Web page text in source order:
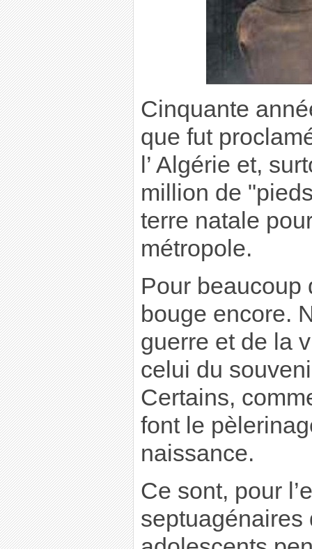
Cinquante
que fut
l’ Algérie et,
million de
terre natale
métropole.
Pour beaucoup
bouge encore.
guerre et de la
celui du
Certains,
font le
naissance.
Ce sont, pour
septuagénaires